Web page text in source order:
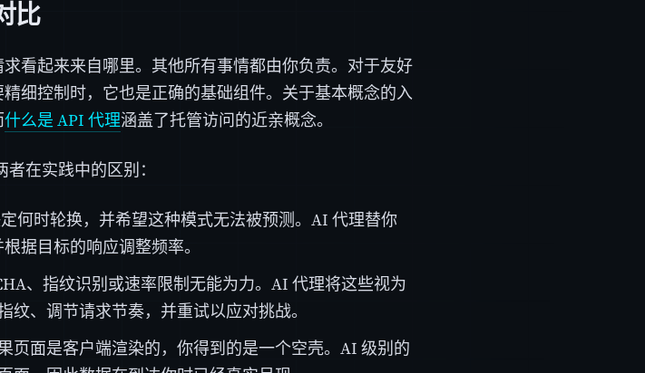
比
看起来来自哪里。其他所有事情都由你负责。对于友好
细控制时，它也是正确的基础组件。关于基本概念的入
什么是 API 代理涵盖了托管访问的近亲概念。
在实践中的区别：
何时轮换，并希望这种模式无法被预测。AI 代理替你
据目标的响应调整频率。
、指纹识别或速率限制无能为力。AI 代理将这些视为
纹、调节请求节奏，并重试以应对挑战。
页面是客户端渲染的，你得到的是一个空壳。AI 级别的